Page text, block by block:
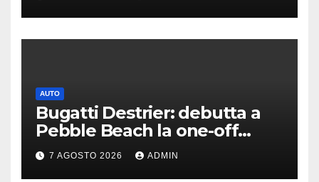
AUTO
Bugatti Destrier: debutta a
Pebble Beach la one-off
derivata dalla Bolide
7 AGOSTO 2026 ADMIN